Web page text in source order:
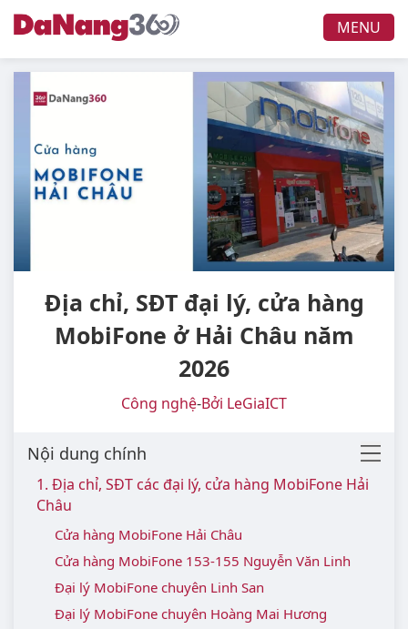
MENU
Địa chỉ, SĐT đại lý, cửa hàng
MobiFone ở Hải Châu năm
2026
Công nghệ-Bởi LeGiaICT
Nội dung chính
1. Địa chỉ, SĐT các đại lý, cửa hàng MobiFone Hải
Châu
Cửa hàng MobiFone Hải Châu
Cửa hàng MobiFone 153-155 Nguyễn Văn Linh
Đại lý MobiFone chuyên Linh San
Đại lý MobiFone chuyên Hoàng Mai Hương